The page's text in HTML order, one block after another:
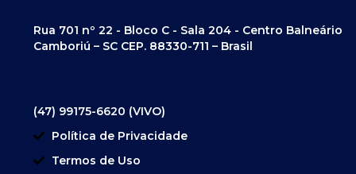
Rua 701 nº 22 - Bloco C - Sala 204 - Centro Balneário
Camboriú – SC CEP. 88330-711 – Brasil
(47) 99175-6620 (VIVO)
Política de Privacidade
Termos de Uso